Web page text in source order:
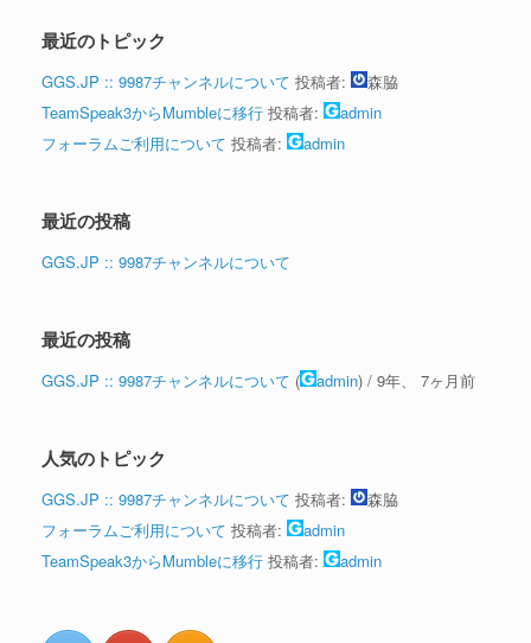
最近のトピック
GGS.JP :: 9987チャンネルについて 投稿者:
森脇
TeamSpeak3からMumbleに移行 投稿者:
admin
フォーラムご利用について 投稿者: admin
最近の投稿
GGS.JP :: 9987チャンネルについて
最近の投稿
GGS.JP :: 9987チャンネルについて ( admin) / 9年、 7ヶ月前
人気のトピック
GGS.JP :: 9987チャンネルについて 投稿者:
森脇
フォーラムご利用について 投稿者:
admin
TeamSpeak3からMumbleに移行 投稿者: admin